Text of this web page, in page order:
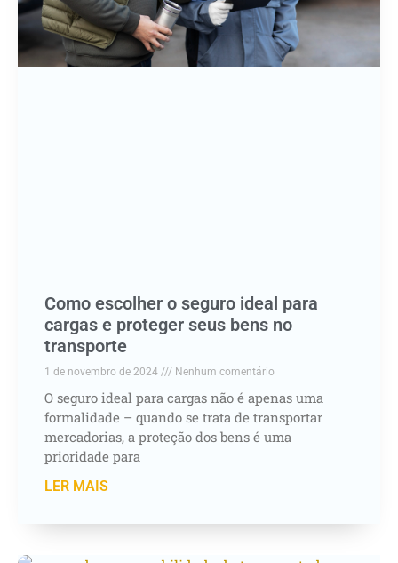
Como escolher o seguro ideal para
cargas e proteger seus bens no
transporte
1 de novembro de 2024 Nenhum comentário
O seguro ideal para cargas não é apenas uma
formalidade – quando se trata de transportar
mercadorias, a proteção dos bens é uma
prioridade para
LER MAIS